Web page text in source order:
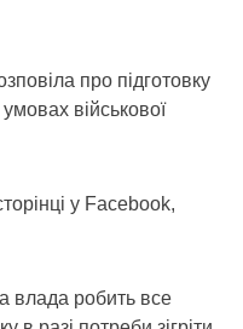
про підготовку
військової
у Facebook,
влада робить все